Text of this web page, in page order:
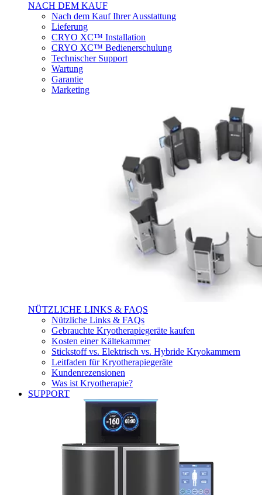
NACH DEM KAUF
Nach dem Kauf Ihrer Ausstattung
Lieferung
CRYO XC™ Installation
CRYO XC™ Bedienerschulung
Technischer Support
Wartung
Garantie
Marketing
NÜTZLICHE LINKS & FAQS
Nützliche Links & FAQs
Gebrauchte Kryotherapiegeräte kaufen
Kosten einer Kältekammer
Stickstoff vs. Elektrisch vs. Hybride Kryokammern
Leitfaden für Kryotherapiegeräte
Kundenrezensionen
Was ist Kryotherapie?
SUPPORT